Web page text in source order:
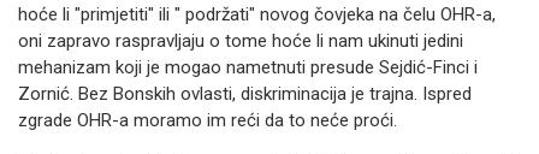
hoće li "primjetiti" ili " podržati" novog čovjeka na čelu OHR-a,
oni zapravo raspravljaju o tome hoće li nam ukinuti jedini
mehanizam koji je mogao nametnuti presude Sejdić-Finci i
Zornić. Bez Bonskih ovlasti, diskriminacija je trajna. Ispred
zgrade OHR-a moramo im reći da to neće proći.